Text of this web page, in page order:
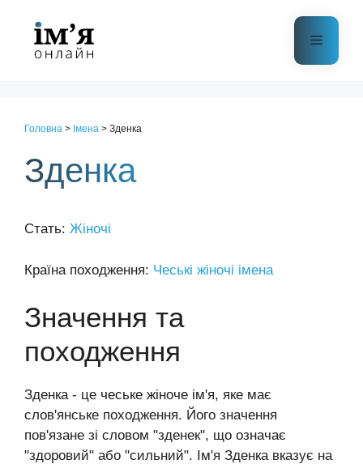
контенту
Меню
Головна > Імена > Зденка
Зденка
Стать: Жіночі
Країна походження: Чеські жіночі імена
Значення та
походження
Зденка - це чеське жіноче ім'я, яке має
слов'янське походження. Його значення
пов'язане зі словом "зденек", що означає
"здоровий" або "сильний". Ім'я Зденка вказує на